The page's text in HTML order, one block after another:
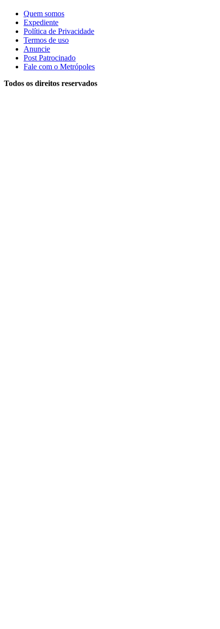
Quem somos
Expediente
Política de Privacidade
Termos de uso
Anuncie
Post Patrocinado
Fale com o Metrópoles
Todos os direitos reservados